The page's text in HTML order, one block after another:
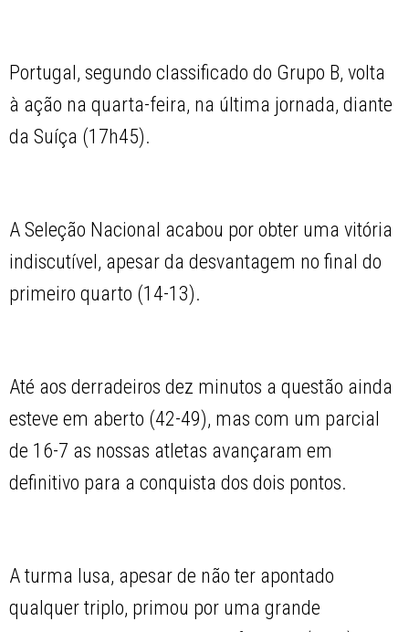
Portugal, segundo classificado do Grupo B, volta
à ação na quarta-feira, na última jornada, diante
da Suíça (17h45).
A Seleção Nacional acabou por obter uma vitória
indiscutível, apesar da desvantagem no final do
primeiro quarto (14-13).
Até aos derradeiros dez minutos a questão ainda
esteve em aberto (42-49), mas com um parcial
de 16-7 as nossas atletas avançaram em
definitivo para a conquista dos dois pontos.
A turma lusa, apesar de não ter apontado
qualquer triplo, primou por uma grande